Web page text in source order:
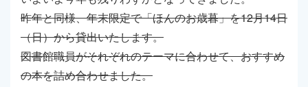
昨年と同様、年末限定で「ほんのお歳暮」を12月14日
（日）から貸出いたします。
図書館職員がそれぞれのテーマに合わせて、おすすめ
の本を詰め合わせました。